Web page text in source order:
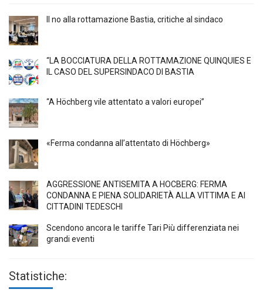
Il no alla rottamazione Bastia, critiche al sindaco
“LA BOCCIATURA DELLA ROTTAMAZIONE QUINQUIES E
IL CASO DEL SUPERSINDACO DI BASTIA
“A Höchberg vile attentato a valori europei”
«Ferma condanna all’attentato di Höchberg»
AGGRESSIONE ANTISEMITA A HÖCBERG: FERMA
CONDANNA E PIENA SOLIDARIETÀ ALLA VITTIMA E AI
CITTADINI TEDESCHI
Scendono ancora le tariffe Tari Più differenziata nei
grandi eventi
Statistiche: